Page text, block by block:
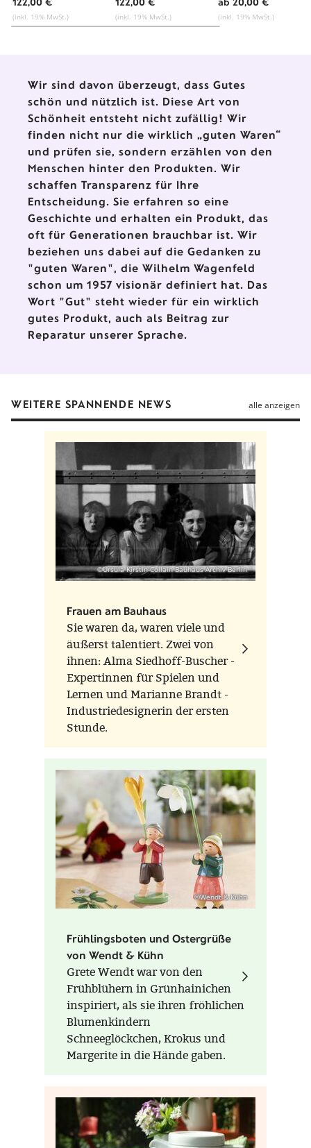
Keramik
122,00 €
(inkl. 19% MwSt.)
Keramik
122,00 €
(inkl. 19% MwSt.)
ab 20,00 €
(inkl. 19% MwSt.)
Wir sind davon überzeugt, dass Gutes
schön und nützlich ist. Diese Art von
Schönheit entsteht nicht zufällig! Wir
finden nicht nur die wirklich „guten Waren“
und prüfen sie, sondern erzählen von den
Menschen hinter den Produkten. Wir
schaffen Transparenz für Ihre
Entscheidung. Sie erfahren so eine
Geschichte und erhalten ein Produkt, das
oft für Generationen brauchbar ist. Wir
beziehen uns dabei auf die Gedanken zu
"guten Waren", die Wilhelm Wagenfeld
schon um 1957 visionär definiert hat. Das
Wort "Gut" steht wieder für ein wirklich
gutes Produkt, auch als Beitrag zur
Reparatur unserer Sprache.
WEITERE SPANNENDE NEWS alle anzeigen
©Ursula Kirstin-Collain Bauhaus Archiv Berlin
Frauen am Bauhaus
Sie waren da, waren viele und
äußerst talentiert. Zwei von
ihnen: Alma Siedhoff-Buscher -
Expertinnen für Spielen und
Lernen und Marianne Brandt -
Industriedesignerin der ersten
Stunde.
©Wendt & Kühn
Frühlingsboten und Ostergrüße
von Wendt & Kühn
Grete Wendt war von den
Frühblühern in Grünhainichen
inspiriert, als sie ihren fröhlichen
Blumenkindern
Schneeglöckchen, Krokus und
Margerite in die Hände gaben.
Frühlingsblote auch im eigenen
Zuhause einzuziehen. Ein
hübsches Geschenk für sich